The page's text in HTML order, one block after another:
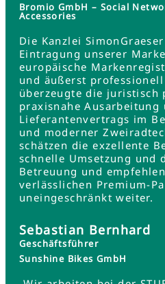
Bromio GmbH – Social
Accessories
Die Kanzlei
Eintragung unserer
europäische
und äußerst
überzeugte die juristisch
praxisnahe Ausarbeitung
Lieferantenvertrags im
und moderner
schätzen die exzellente
schnelle Umsetzung und
Betreuung und
verlässlichen Premium-
uneingeschränkt weiter.
Sebastian Bernhard
Geschäftsführer
Sunshine Bikes GmbH